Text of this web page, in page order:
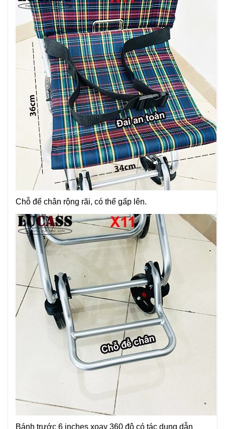
Chỗ để chân rộng rãi, có thể gấp lên.
Bánh trước 6 inches xoay 360 độ có tác dụng dẫn